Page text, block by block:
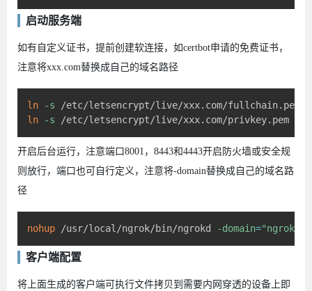
启动服务端
如有自定义证书，提前创建软连接，如certbot申请的免费证书，
注意将xxx.com替换成自己的域名路径
ln
-s
ln
-s /etc/letsencrypt/live/xxx.com/privkey.pem /
开启后台运行，注意端口8001，8443和4443开启防火墙或安全规
则放行，端口也可自行定义，注意将-domain替换成自己的域名路
径
nohup /usr/local/ngrok/bin/ngrokd -domain=
客户端配置
将上面生成的客户端可执行文件拷贝到需要内网穿透的设备上即